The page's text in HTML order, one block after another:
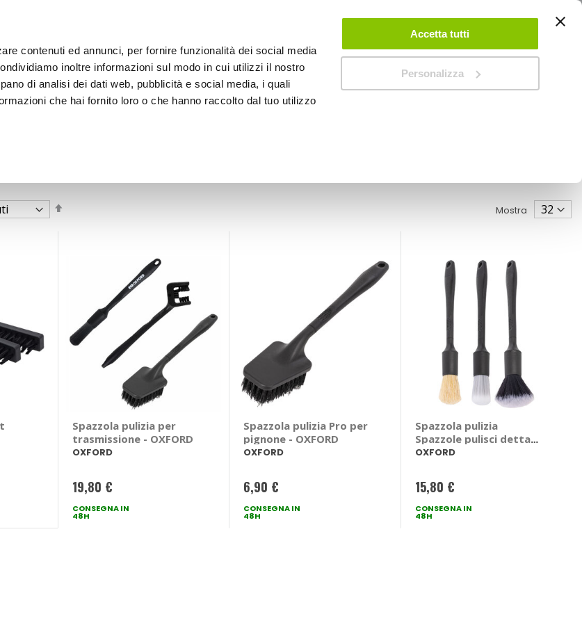
contenuti ed annunci, per fornire funzionalità dei social media
inoltre informazioni sul modo in cui utilizzi il nostro
di analisi dei dati web, pubblicità e social media, i quali
che hai fornito loro o che hanno raccolto dal tuo utilizzo
Accetta tutti
Personalizza
ACCEDI CREA UN ACCOUNT CONTATTACI
Mostra
Spazzola pulizia per
trasmissione - OXFORD
OXFORD
19,80 €
CONSEGNA IN
48H
Spazzola pulizia Pro per
pignone - OXFORD
OXFORD
6,90 €
CONSEGNA IN
48H
Spazzola pulizia
Spazzole pulisci dettagli
Pro - OXFORD
OXFORD
15,80 €
CONSEGNA IN
48H